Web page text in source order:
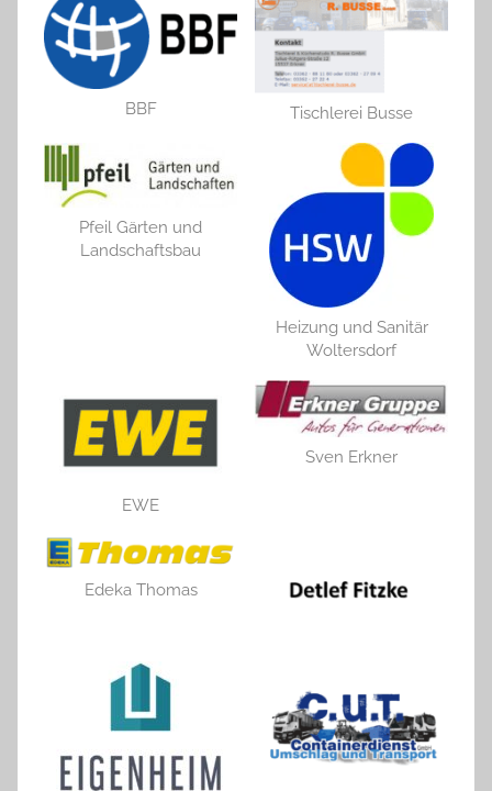
BBF Tischlerei Busse
Pfeil Gärten und
Landschaftsbau
Heizung und Sanitär
Woltersdorf
EWE
Sven Erkner
Edeka Thomas